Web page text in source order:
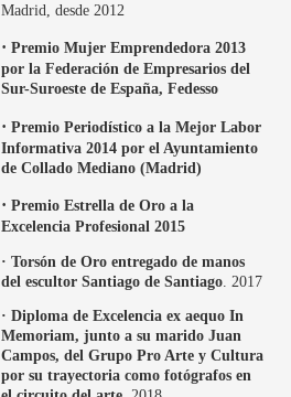
Madrid, desde 2012
· Premio Mujer Emprendedora 2013
por la Federación de Empresarios del
Sur-Suroeste de España, Fedesso
· Premio Periodístico a la Mejor Labor
Informativa 2014 por el Ayuntamiento
de Collado Mediano (Madrid)
· Premio Estrella de Oro a la
Excelencia Profesional 2015
· Torsón de Oro entregado de manos
del escultor Santiago de Santiago . 2017
· Diploma de Excelencia ex aequo In
Memoriam, junto a su marido Juan
Campos, del Grupo Pro Arte y Cultura
por su trayectoria como fotógrafos en